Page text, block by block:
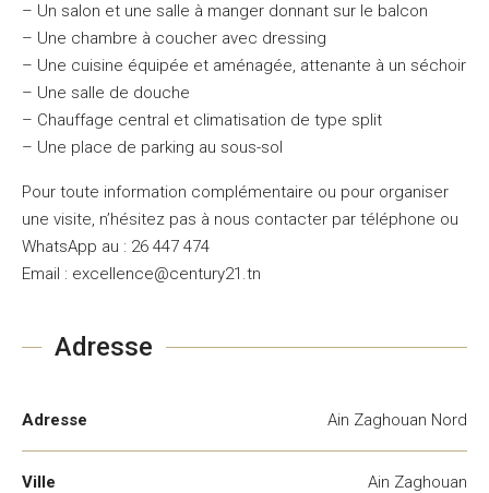
– Un salon et une salle à manger donnant sur le balcon
– Une chambre à coucher avec dressing
– Une cuisine équipée et aménagée, attenante à un séchoir
– Une salle de douche
– Chauffage central et climatisation de type split
– Une place de parking au sous-sol
Pour toute information complémentaire ou pour organiser
une visite, n’hésitez pas à nous contacter par téléphone ou
WhatsApp au : 26 447 474
Email : excellence@century21.tn
Adresse
Adresse Ain Zaghouan Nord
Ville Ain Zaghouan